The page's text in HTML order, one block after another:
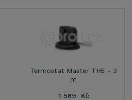
Termostat Master TH5 - 3
m
1 569 Kč